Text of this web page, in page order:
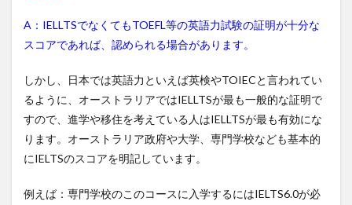
A：IELLTSでなくてもTOEFL等の英語力試験の証明が十分な
スコアであれば、認められる場合があります。
しかし、日本では英語力といえば英検やTOIECと言われてい
るように、オーストラリアではIELLTSが最も一般的な証明で
すので、進学や移住を考えている人はIELLTSが最も有効にな
ります。オーストラリア政府や大学、専門学校なども基本的
にIELTSのスコアを明記しています。
例えば：専門学校のこのコースに入学するにはIELTS6.0が必